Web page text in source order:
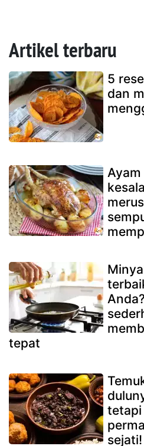
Artikel terbaru
5
dan
Ayam
tepat
tetapi
sejati!